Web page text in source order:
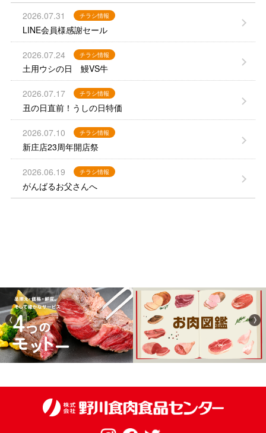
2026.07.31 チラシ情報
LINE会員様感謝セール
2026.07.24 チラシ情報
土用ウシの日 鰻VS牛
2026.07.17 チラシ情報
丑の日直前！うしの日特価
2026.07.10 チラシ情報
新庄店23周年開店祭
2026.06.19 チラシ情報
がんばるお父さんへ